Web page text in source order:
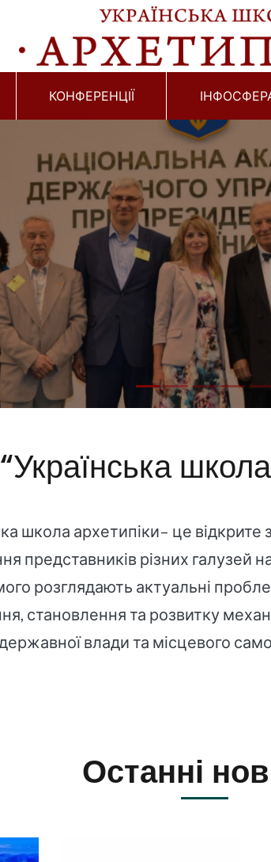
КОНФЕРЕНЦІЇ
школа архетипіки– це
представників різних галузей
розглядають актуальні
становлення та розвитку
влади та місцевого
Останні